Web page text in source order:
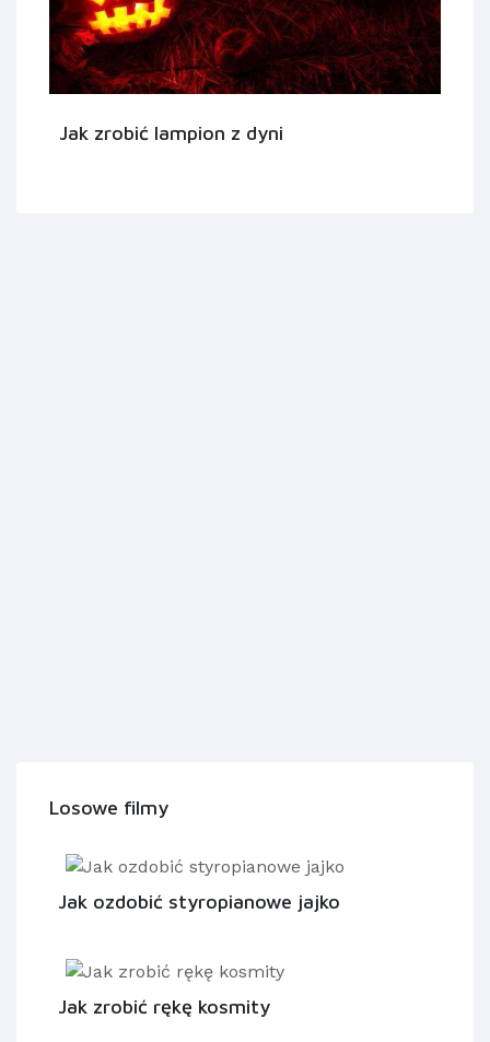
Jak zrobić lampion z dyni
Losowe filmy
Jak ozdobić styropianowe jajko
Jak zrobić rękę kosmity